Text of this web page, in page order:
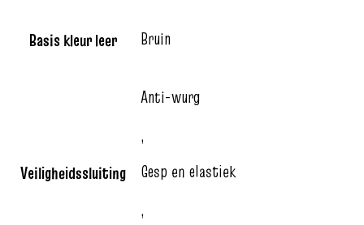
Basis kleur leer Bruin
Veiligheidssluiting
Anti-wurg
,
Gesp en elastiek
,